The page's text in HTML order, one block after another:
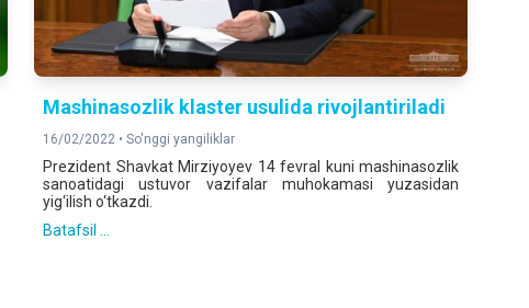
Mashinasozlik klaster usulida rivojlantiriladi
16/02/2022 •So'nggi yangiliklar
Prezident Shavkat Mirziyoyev 14 fevral kuni mashinasozlik
sanoatidagi ustuvor vazifalar muhokamasi yuzasidan
yig‘ilish o‘tkazdi.
Batafsil ...